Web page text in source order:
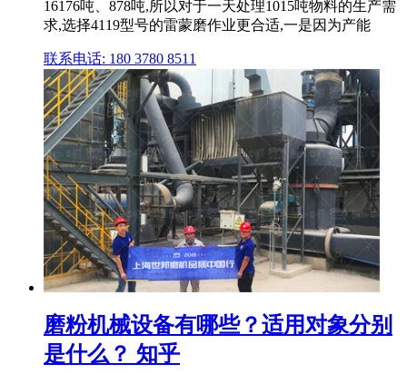
16176吨、878吨,所以对于一天处理1015吨物料的生产需
求,选择4119型号的雷蒙磨作业更合适,一是因为产能
联系电话: 180 3780 8511
磨粉机械设备有哪些？适用对象分别
是什么？ 知乎